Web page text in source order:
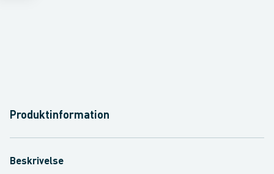
Produktinformation
Beskrivelse